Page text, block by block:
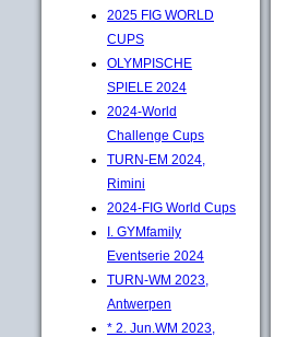
2025 FIG WORLD
CUPS
OLYMPISCHE
SPIELE 2024
2024-World
Challenge Cups
TURN-EM 2024,
Rimini
2024-FIG World Cups
I. GYMfamily
Eventserie 2024
TURN-WM 2023,
Antwerpen
* 2. Jun.WM 2023,